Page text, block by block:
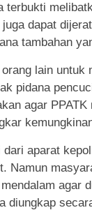
terbukti
dapat
tambahan
lain untuk
pidana
agar
aparat
Namun
agar
diungkap